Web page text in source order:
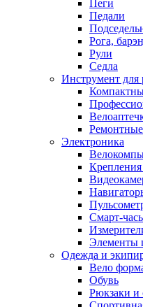
Пеги
Педали
Рога,
Рули
Седла
Инструмент для
Электроника
Крепления
Смарт-
Элементы
Одежда и
Вело
Обувь
Рюкзаки и